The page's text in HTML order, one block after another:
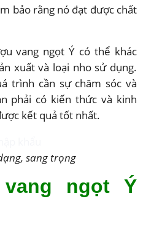
bảo rằng nó đạt được chất
vang ngọt Ý có thể khác
xuất và loại nho sử dụng.
trình cần sự chăm sóc và
phải có kiến thức và kinh
kết quả tốt nhất.
sang trọng
ngọt Ý